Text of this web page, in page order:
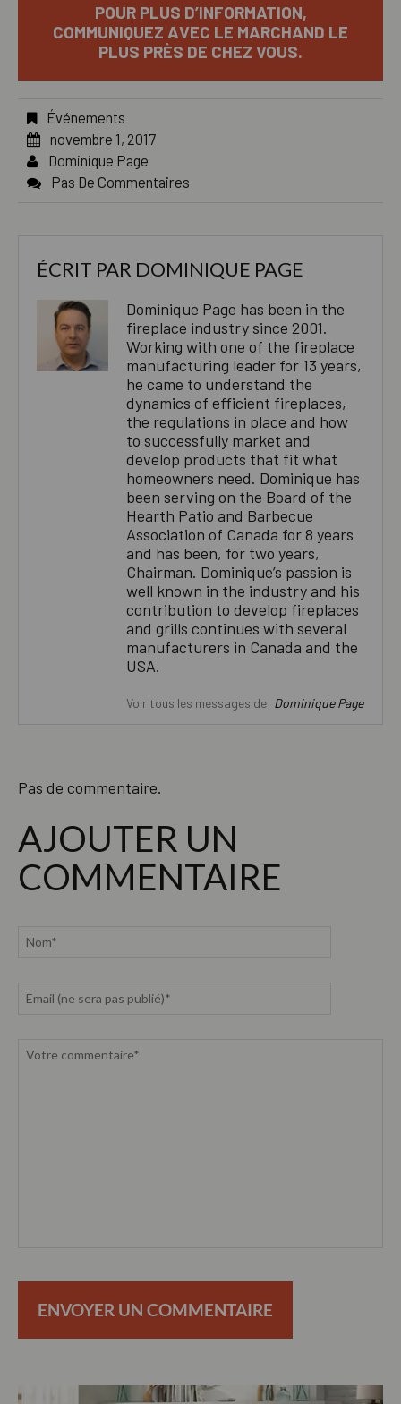
POUR PLUS D’INFORMATION,
COMMUNIQUEZ AVEC LE MARCHAND LE
PLUS PRÈS DE CHEZ VOUS.
Événements
novembre 1, 2017
Dominique Page
Pas De Commentaires
ÉCRIT PAR DOMINIQUE PAGE
Dominique Page has been in the
fireplace industry since 2001.
Working with one of the fireplace
manufacturing leader for 13 years,
he came to understand the
dynamics of efficient fireplaces,
the regulations in place and how
to successfully market and
develop products that fit what
homeowners need. Dominique has
been serving on the Board of the
Hearth Patio and Barbecue
Association of Canada for 8 years
and has been, for two years,
Chairman. Dominique’s passion is
well known in the industry and his
contribution to develop fireplaces
and grills continues with several
manufacturers in Canada and the
USA.
Voir tous les messages de: Dominique Page
Pas de commentaire.
AJOUTER UN
COMMENTAIRE